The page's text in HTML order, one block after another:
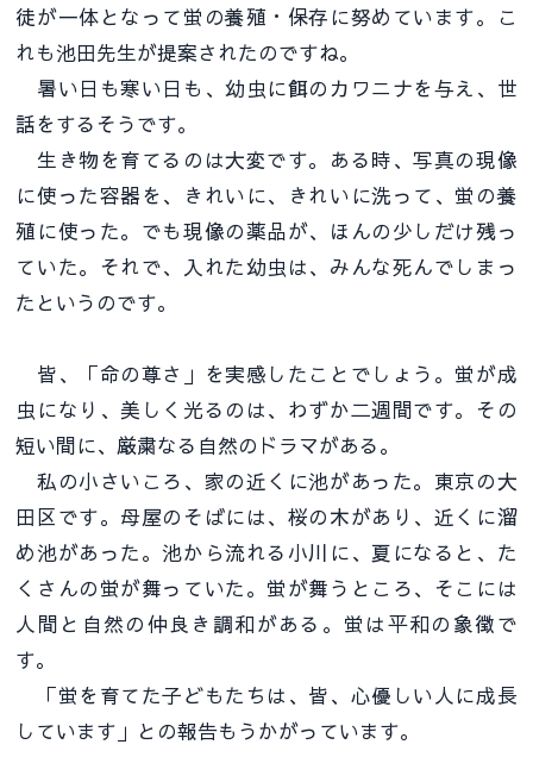
徒が一体となって蛍の養殖・保存に努めています。こ
れも池田先生が提案されたのですね。
暑い日も寒い日も、幼虫に餌のカワニナを与え、世
話をするそうです。
生き物を育てるのは大変です。ある時、写真の現像
に使った容器を、きれいに、きれいに洗って、蛍の養
殖に使った。でも現像の薬品が、ほんの少しだけ残っ
ていた。それで、入れた幼虫は、みんな死んでしまっ
たというのです。
皆、「命の尊さ」を実感したことでしょう。蛍が成
虫になり、美しく光るのは、わずか二週間です。その
短い間に、厳粛なる自然のドラマがある。
私の小さいころ、家の近くに池があった。東京の大
田区です。母屋のそばには、桜の木があり、近くに溜
め池があった。池から流れる小川に、夏になると、た
くさんの蛍が舞っていた。蛍が舞うところ、そこには
人間と自然の仲良き調和がある。蛍は平和の象徴で
す。
「蛍を育てた子どもたちは、皆、心優しい人に成長
しています」との報告もうかがっています。